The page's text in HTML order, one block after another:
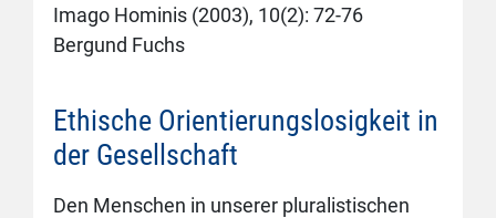
Imago Hominis (2003), 10(2): 72-76
Bergund Fuchs
Ethische Orientierungslosigkeit in
der Gesellschaft
Den Menschen in unserer pluralistischen